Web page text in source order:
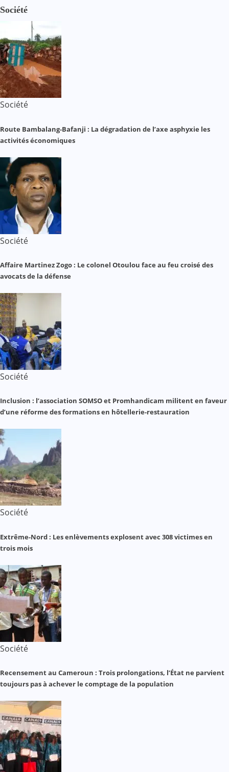
Société
Société
Route Bambalang-Bafanji : La dégradation de l’axe asphyxie les
activités économiques
Société
Affaire Martinez Zogo : Le colonel Otoulou face au feu croisé des
avocats de la défense
Société
Inclusion : l’association SOMSO et Promhandicam militent en faveur
d’une réforme des formations en hôtellerie-restauration
Société
Extrême-Nord : Les enlèvements explosent avec 308 victimes en
trois mois
Société
Recensement au Cameroun : Trois prolongations, l’État ne parvient
toujours pas à achever le comptage de la population